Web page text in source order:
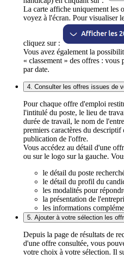
La carte affiche uniquement les
voyez à l'écran. Pour visualiser
cliquez sur :
Vous avez également la
« classement » des offres : vous
par date.
4. Consulter les offres issues de
Pour chaque offre d'emploi
l'intitulé du poste, le lieu de
durée de travail, le nom de
premiers caractères du descriptif
publication de l'offre.
Vous accédez au détail d'une
ou sur le logo sur la gauche.
le détail du poste
le détail du profil du
les modalités pour
la présentation de
les informations
5. Ajouter à votre sélection les
Depuis la page de résultats de
d'une offre consultée, vous
votre choix à votre sélection. Il